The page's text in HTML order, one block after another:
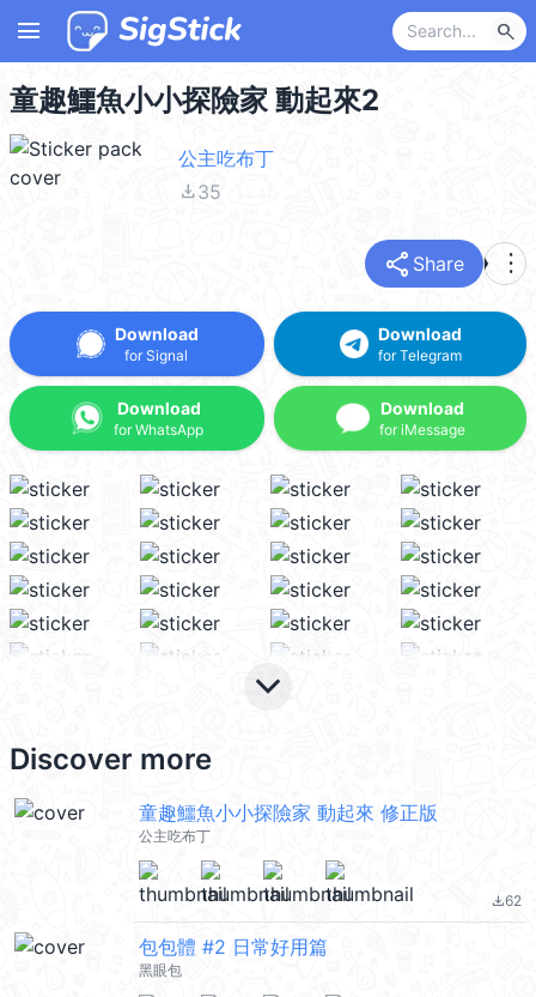
menu search
童趣鱷魚小小探險家 動起來2
公主吃布丁
file_download35
share Share more_vert
Download
for Signal
Download
for WhatsApp
Download
for Telegram
Download
for iMessage
keyboard_arrow_down
Discover more
童趣鱷魚小小探險家 動起來 修正版
公主吃布丁
file_download62
包包體 #2 日常好用篇
黑眼包